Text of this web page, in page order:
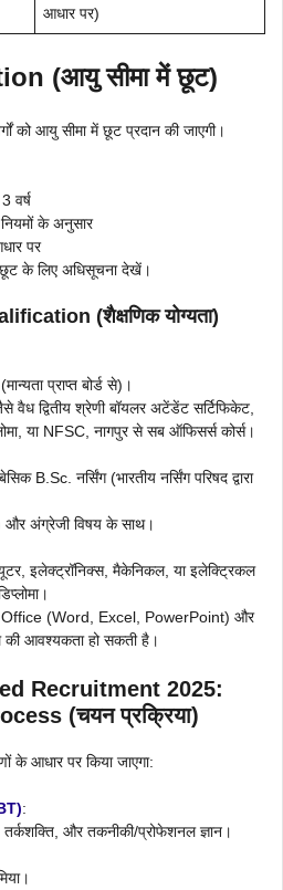
आधार पर)
(आयु सीमा में छूट)
को आयु सीमा में छूट प्रदान की जाएगी।
वर्ष
के अनुसार
पर
के लिए अधिसूचना देखें।
(शैक्षणिक योग्यता)
प्राप्त बोर्ड से)।
वैध द्वितीय श्रेणी बॉयलर अटेंडेंट सर्टिफिकेट,
या NFSC, नागपुर से सब ऑफिसर्स कोर्स।
B.Sc. नर्सिंग (भारतीय नर्सिंग परिषद द्वारा
और अंग्रेजी विषय के साथ।
इलेक्ट्रॉनिक्स, मैकेनिकल, या इलेक्ट्रिकल
Office (Word, Excel, PowerPoint) और
की आवश्यकता हो सकती है।
Recruitment 2025:
(चयन प्रक्रिया)
के आधार पर किया जाएगा:
:
तर्कशक्ति, और तकनीकी/प्रोफेशनल ज्ञान।